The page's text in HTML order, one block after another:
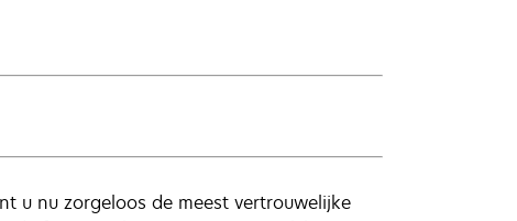
u nu zorgeloos de meest vertrouwelijke